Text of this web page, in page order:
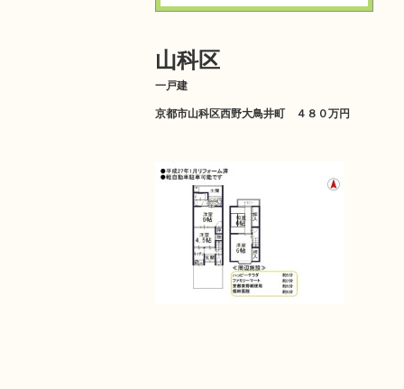
山科区
一戸建
京都市山科区西野大鳥井町 ４８０万円